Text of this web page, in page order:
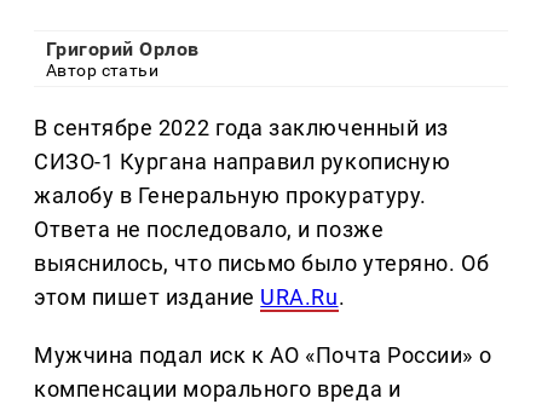
Григорий Орлов
Автор статьи
В сентябре 2022 года заключенный из
СИЗО-1 Кургана направил рукописную
жалобу в Генеральную прокуратуру.
Ответа не последовало, и позже
выяснилось, что письмо было утеряно. Об
этом пишет издание URA.Ru.
Мужчина подал иск к АО «Почта России» о
компенсации морального вреда и